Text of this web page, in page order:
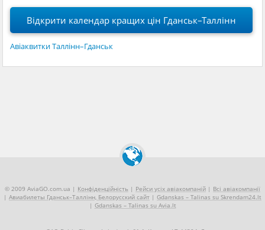
Відкрити календар кращих цін Гданськ–Таллінн
Авіаквитки Таллінн–Гданськ
© 2009 AviaGO.com.ua | Конфіденційність | Рейси усіх авіакомпаній | Всі авіакомпанії
| Авиабилеты Гданськ–Таллінн, Белорусский сайт | Gdanskas – Talinas su Skrendam24.lt
| Gdanskas – Talinas su Avia.lt